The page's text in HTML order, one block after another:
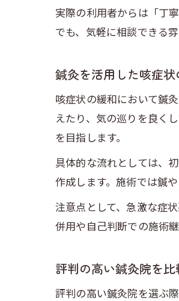
実際の利用者からは「丁
でも、気軽に相談できる
鍼灸を活用した咳症
咳症状の緩和において鍼
えたり、気の巡りを良く
を目指します。
具体的な流れとしては、
作成します。施術では鍼
注意点として、急激な症
併用や自己判断での施術
評判の高い鍼灸院を
評判の高い鍼灸院を選ぶ